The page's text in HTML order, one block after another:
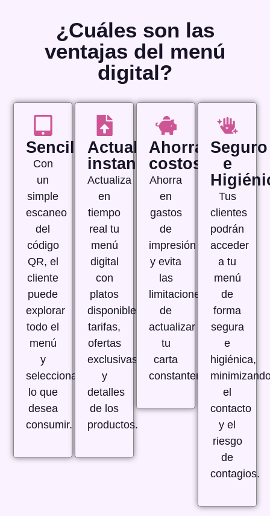
¿Cuáles son las
ventajas del menú
digital?
Sencillez
Con
un
simple
escaneo
del
código
QR, el
cliente
puede
explorar
todo el
menú
y
seleccionar
lo que
desea
consumir.
Actualización
instantánea
Actualiza
en
tiempo
real tu
menú
digital
con
platos
disponibles,
tarifas,
ofertas
exclusivas
y
detalles
de los
productos.
Ahorra
costos
Ahorra
en
gastos
de
impresión
y evita
las
limitaciones
de
actualizar
tu
carta
constantemente.
Seguro
e
Tus
clientes
podrán
acceder
a tu
menú
de
forma
segura
e
higiénica,
el
contacto
y el
riesgo
de
contagios.